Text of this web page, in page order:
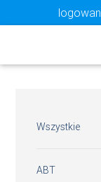
Wszystkie
ABT